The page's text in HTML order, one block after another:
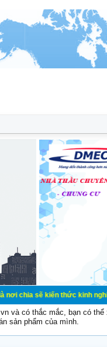
kiến thức kinh nghiệm
và có thắc mắc, bạn có
sản phẩm của mình.